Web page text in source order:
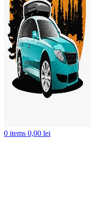
0 items 0,00 lei
Click to enlarge